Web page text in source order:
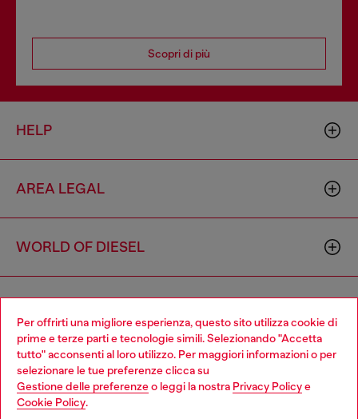
Per offrirti una migliore esperienza, questo sito utilizza cookie di
prime e terze parti e tecnologie simili. Selezionando "Accetta
tutto" acconsenti al loro utilizzo. Per maggiori informazioni o per
selezionare le tue preferenze clicca su
Gestione delle preferenzeo leggi la nostra Privacy Policye
Cookie Policy.
Scopri di più
HELP
AREA LEGAL
WORLD OF DIESEL
Choose your location
You are currently browsing Svizzera website, but it seems you
may be based in United States